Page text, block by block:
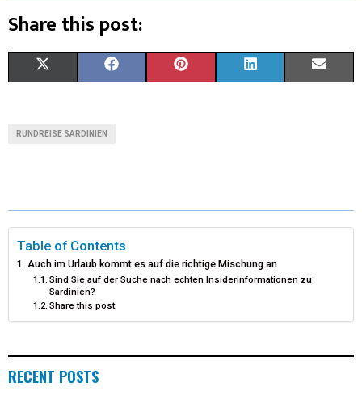
Share this post:
T
T
E
R
O
K
R
S
D
N
RUNDREISE SARDINIEN
Table of Contents
Auch im Urlaub kommt es auf die richtige Mischung an
Sind Sie auf der Suche nach echten Insiderinformationen zu
Sardinien?
Share this post:
RECENT POSTS